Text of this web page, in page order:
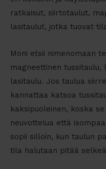
ratkaisut, siirtotaulut,
lasitaulut, jotka tuovat
Moni etsii nimenomaan
magneettinen tussitaulu,
lasitaulu. Jos taulua
kannattaa katsoa
kaksipuoleinen, koska
neuvottelua että
sopii silloin, kun taulun
tila halutaan pitää